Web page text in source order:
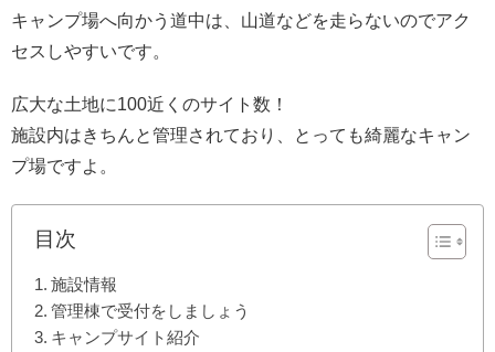
キャンプ場へ向かう道中は、山道などを走らないのでアク
セスしやすいです。
広大な土地に100近くのサイト数！
施設内はきちんと管理されており、とっても綺麗なキャン
プ場ですよ。
目次
施設情報
管理棟で受付をしましょう
キャンプサイト紹介